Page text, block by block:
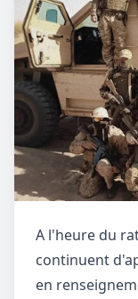
A l'heure du
continuent
en